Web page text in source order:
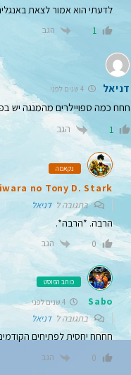
לדעתי הוא אמור לצאת
1 הגב
דניאל 4 שנים לפני
חחח כמה ספויילרים מהמנגה יש
1 הגב
נקאמה
no Tony D. Stark
בתגובה לדניאל
הרבה. *הרבה*.
0 הגב
כותב הפוסט
Sabo
בתגובה לדניאל
חחחח יחסית לפתיחים
0 הגב